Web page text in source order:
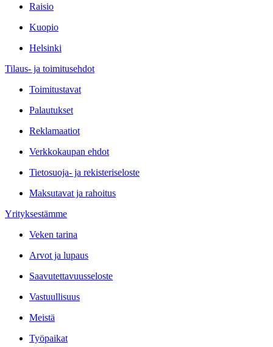
Raisio
Kuopio
Helsinki
Tilaus- ja toimitusehdot
Toimitustavat
Palautukset
Reklamaatiot
Verkkokaupan ehdot
Tietosuoja- ja rekisteriseloste
Maksutavat ja rahoitus
Yrityksestämme
Veken tarina
Arvot ja lupaus
Saavutettavuusseloste
Vastuullisuus
Meistä
Työpaikat